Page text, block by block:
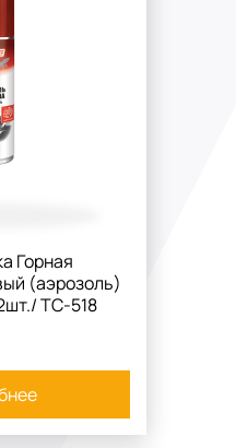
Горная
(аэрозоль)
TC-518